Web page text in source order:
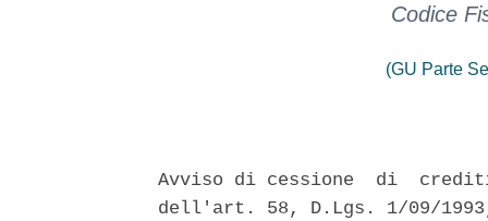
Codice
(GU Parte
Avviso di cessione  di
dell'art. 58, D.Lgs. 1/09/